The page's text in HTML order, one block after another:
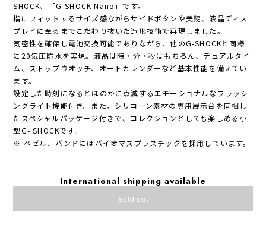
SHOCK、「G-SHOCK Nano」です。
指にフィットするサイズ感ながらサイドボタンや美錠、液晶ディス
プレイに至るまでこだわり抜いた造形技術で再現しました。
気密性を確保し電池交換可能でありながら、他のG-SHOCKと同様
に20気圧防水を実現。液晶は時・分・秒はもちろん、デュアルタイ
ム、ストップウオッチ、オートカレンダーなど基本性能を備えてい
ます。
設定した時刻になるとほのかに点滅するエモーショナルなフラッシ
ングライト機能付き。また、シリコーン素材の専用展示台を同梱し
たスペシャルパッケージ付きで、コレクションとしても楽しめる小
型G- SHOCKです。
※ ベゼル、バンドにはバイオマスプラスチックを採用しています。
International shipping available
Sold out